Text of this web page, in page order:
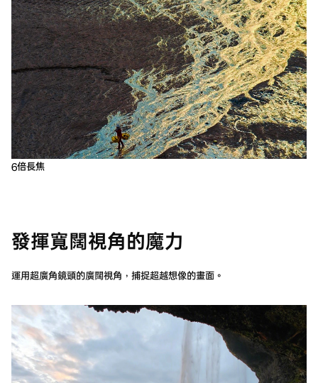
6倍長焦
發揮寬闊視角的魔力
運用超廣角鏡頭的廣闊視角，捕捉超越想像的畫面。